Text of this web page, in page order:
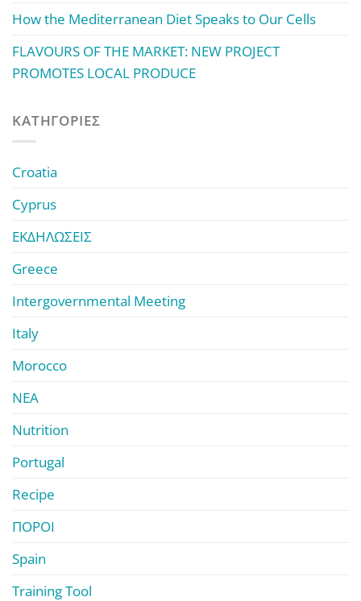
How the Mediterranean Diet Speaks to Our Cells
FLAVOURS OF THE MARKET: NEW PROJECT
PROMOTES LOCAL PRODUCE
KΑΤΗΓΟΡΊΕΣ
Croatia
Cyprus
ΕΚΔΗΛΩΣΕΙΣ
Greece
Intergovernmental Meeting
Italy
Morocco
ΝΕΑ
Nutrition
Portugal
Recipe
ΠΟΡΟΙ
Spain
Training Tool